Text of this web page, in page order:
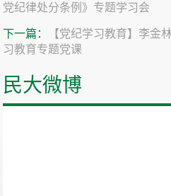
党纪律处分条例》专题学习会
下一篇：
【党纪学习教育】李金
习教育专题党课
民大微博